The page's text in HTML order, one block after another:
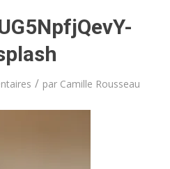
/ par Camille Rousseau